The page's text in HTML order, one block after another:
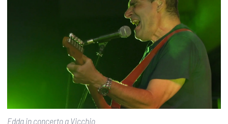
Edda in concerto a Vicchio